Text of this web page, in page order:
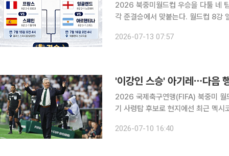
2026 북중미월드컵 우승을 다툴 네
각 준결승에서 맞붙는다. 월드컵 8강 일정은 12일(이하 한국시간) 아르헨티나와 스위스의 경기를
째 준결승은 프랑스와 스페인의 대결
2026-07-13 07:57
'이강인 스승' 아기레⋯다음
2026 국제축구연맹(FIFA) 북중미 월
기 사령탑 후보로 현지에선 최근 멕
대표팀을 떠난 하비에르 아기레 감독
2026-07-10 16:40